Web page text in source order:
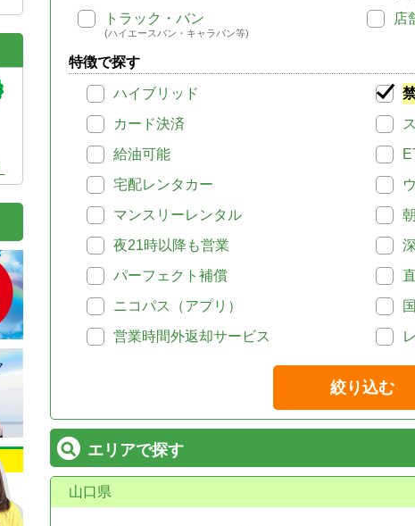
トラック・バン
(ハイエースバン・キャラバン等)
店
特徴で探す
ハイブリッド
カード決済
給油可能
宅配レンタカー
マンスリーレンタル
夜21時以降も営業
パーフェクト補償
ニコパス（アプリ）
営業時間外返却サービス
絞り込む
エリアで探す
山口県